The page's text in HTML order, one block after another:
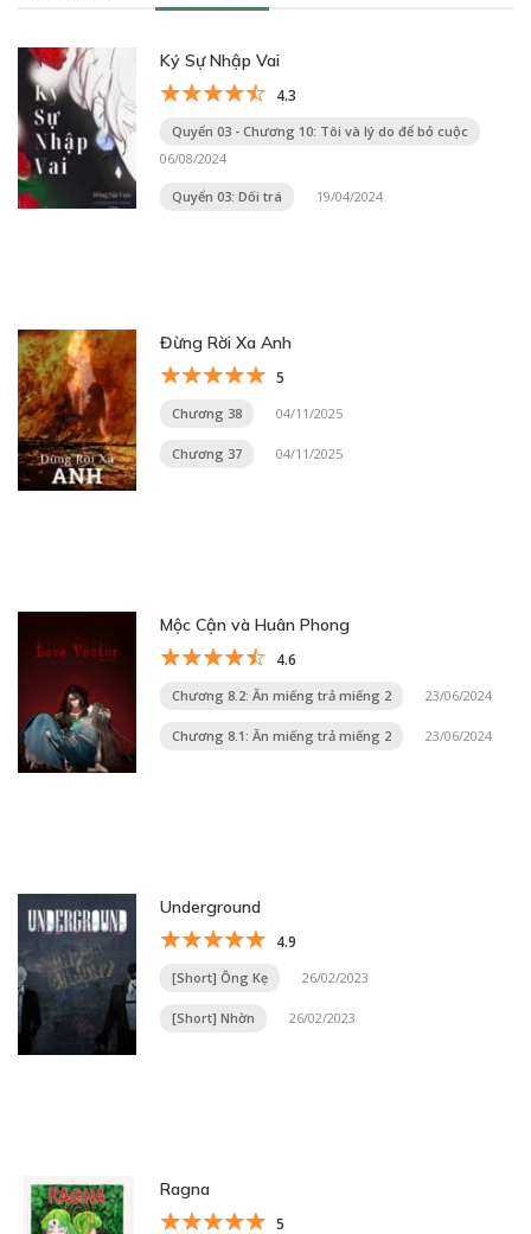
Ký Sự Nhập Vai
4.3
Quyển 03 - Chương 10: Tôi và lý do để bỏ cuộc
06/08/2024
Quyển 03: Dối trá 19/04/2024
Đừng Rời Xa Anh
5
Chương 38 04/11/2025
Chương 37 04/11/2025
Mộc Cận và Huân Phong
4.6
Chương 8.2: Ăn miếng trả miếng 2 23/06/2024
Chương 8.1: Ăn miếng trả miếng 2 23/06/2024
Underground
4.9
[Short] Ông Kẹ 26/02/2023
[Short] Nhờn 26/02/2023
Ragna
5